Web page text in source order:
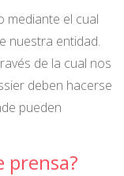
mediante el cual
nuestra entidad.
de la cual nos
deben hacerse
pueden
prensa?